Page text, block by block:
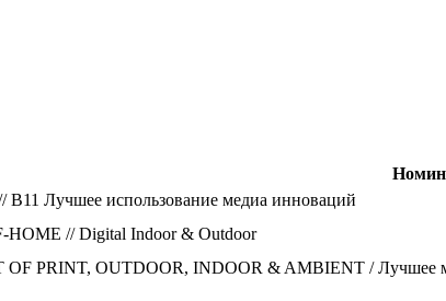
B11 Лучшее использование медиа инноваций
HOME // Digital Indoor & Outdoor
OF PRINT, OUTDOOR, INDOOR & AMBIENT / Лучшее